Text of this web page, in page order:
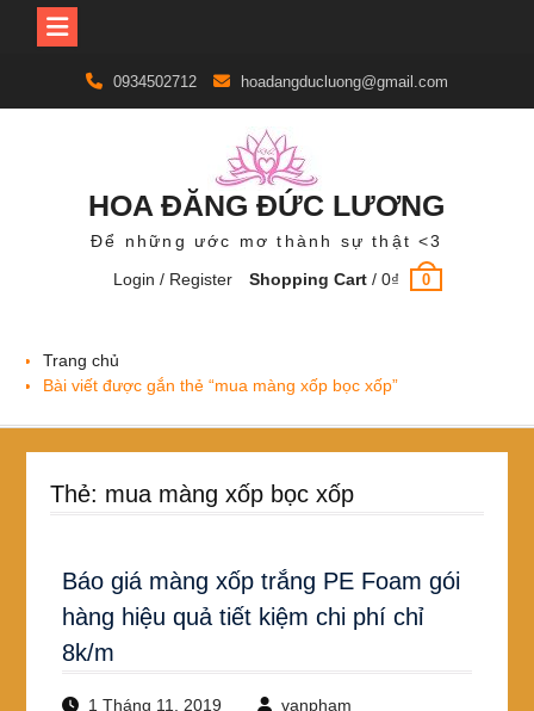
content
0934502712 hoadangducluong@gmail.com
HOA ĐĂNG ĐỨC LƯƠNG
Để những ước mơ thành sự thật <3
Login / Register
Shopping Cart /0₫ 0
Trang chủ
Bài viết được gắn thẻ “mua màng xốp bọc xốp”
Thẻ: mua màng xốp bọc xốp
Báo giá màng xốp trắng PE Foam gói
hàng hiệu quả tiết kiệm chi phí chỉ
8k/m
1 Tháng 11, 2019 vanpham